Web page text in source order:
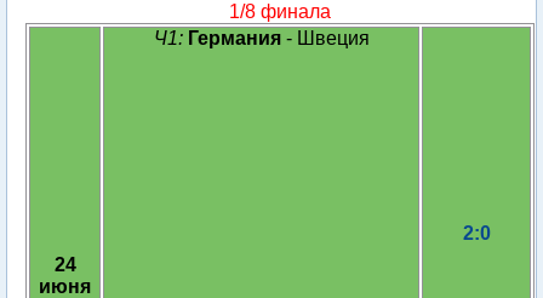
1/8 финала
24
июня
Ч1: Германия- Швеция
2:0